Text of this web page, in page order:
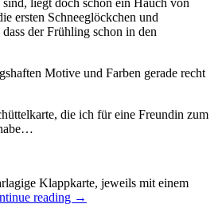
liegt doch schon ein Hauch von
ersten Schneeglöckchen und
der Frühling schon in den
Motive und Farben gerade recht
die ich für eine Freundin zum
Klappkarte, jeweils mit einem
reading „Schmetterlingsgrüsse
→